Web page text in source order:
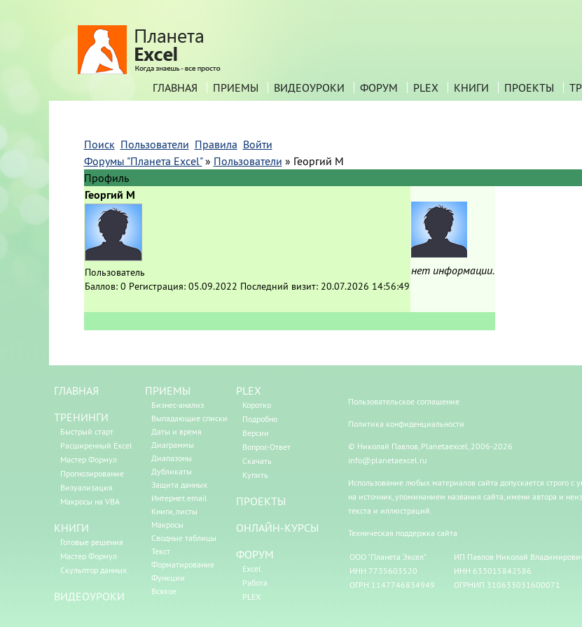
ГЛАВНАЯ ПРИЕМЫ ВИДЕОУРОКИ ФОРУМ PLEX КНИГИ ПРОЕКТЫ
Поиск Пользователи Правила Войти
Форумы "Планета Excel" » Пользователи » Георгий М
Профиль
Георгий М
Пользователь
Баллов: 0 Регистрация: 05.09.2022 Последний визит: 20.07.2026 14:56:49
нет информации.
ГЛАВНАЯ
ТРЕНИНГИ
Быстрый старт
Расширенный Excel
Мастер Формул
Прогнозирование
Визуализация
Макросы на VBA
КНИГИ
Готовые решения
Мастер Формул
Скульптор данных
ВИДЕОУРОКИ
ПРИЕМЫ
Бизнес-анализ
Выпадающие списки
Даты и время
Диаграммы
Диапазоны
Дубликаты
Защита данных
Интернет, email
Книги, листы
Макросы
Сводные таблицы
Текст
Форматирование
Функции
Всякое
PLEX
Коротко
Подробно
Версии
Вопрос-Ответ
Скачать
Купить
ПРОЕКТЫ
ОНЛАЙН-КУРСЫ
ФОРУМ
Excel
Работа
PLEX
Пользовательское соглашение
Политика конфиденциальности
© Николай Павлов, Planetaexcel, 2006-2026
info@planetaexcel.ru
Использование любых материалов сайта допускается строго с
на источник, упоминанием названия сайта, имени автора и
текста и иллюстраций.
Техническая поддержка сайта
ООО "Планета Эксел"
ИНН 7735603520
ОГРН 1147746834949
ИП Павлов Николай
ИНН 633015842586
ОГРНИП 310633031600071